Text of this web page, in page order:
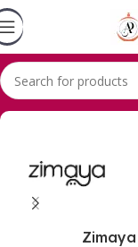
Accueil Lattafa
Zimaya